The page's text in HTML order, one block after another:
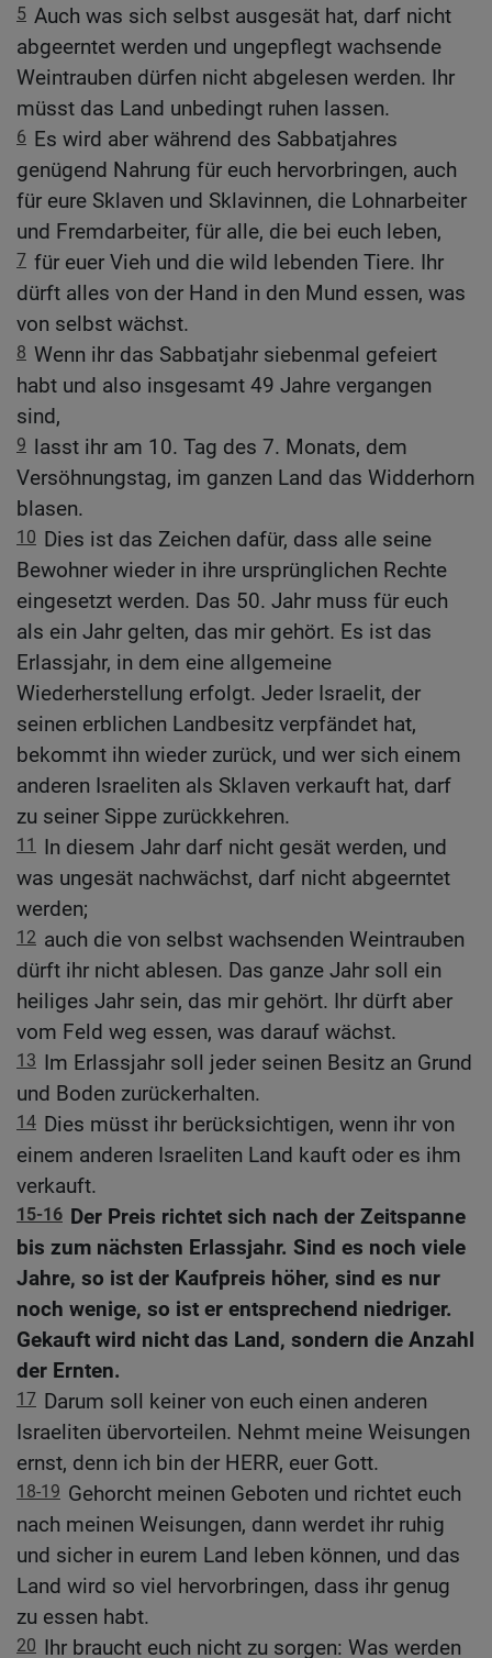
5 Auch was sich selbst ausgesät hat, darf nicht
abgeerntet werden und ungepflegt wachsende
Weintrauben dürfen nicht abgelesen werden. Ihr
müsst das Land unbedingt ruhen lassen.
6 Es wird aber während des Sabbatjahres
genügend Nahrung für euch hervorbringen, auch
für eure Sklaven und Sklavinnen, die Lohnarbeiter
und Fremdarbeiter, für alle, die bei euch leben,
7 für euer Vieh und die wild lebenden Tiere. Ihr
dürft alles von der Hand in den Mund essen, was
von selbst wächst.
8 Wenn ihr das Sabbatjahr siebenmal gefeiert
habt und also insgesamt 49 Jahre vergangen
sind,
9 lasst ihr am 10. Tag des 7. Monats, dem
Versöhnungstag, im ganzen Land das Widderhorn
blasen.
10 Dies ist das Zeichen dafür, dass alle seine
Bewohner wieder in ihre ursprünglichen Rechte
eingesetzt werden. Das 50. Jahr muss für euch
als ein Jahr gelten, das mir gehört. Es ist das
Erlassjahr, in dem eine allgemeine
Wiederherstellung erfolgt. Jeder Israelit, der
seinen erblichen Landbesitz verpfändet hat,
bekommt ihn wieder zurück, und wer sich einem
anderen Israeliten als Sklaven verkauft hat, darf
zu seiner Sippe zurückkehren.
11
In diesem Jahr darf nicht gesät werden, und
was ungesät nachwächst, darf nicht abgeerntet
werden;
12 auch die von selbst wachsenden Weintrauben
dürft ihr nicht ablesen. Das ganze Jahr soll ein
heiliges Jahr sein, das mir gehört. Ihr dürft aber
vom Feld weg essen, was darauf wächst.
13 Im Erlassjahr soll jeder seinen Besitz an Grund
und Boden zurückerhalten.
14 Dies müsst ihr berücksichtigen, wenn ihr von
einem anderen Israeliten Land kauft oder es ihm
verkauft.
15-16 Der Preis richtet sich nach der Zeitspanne
bis zum nächsten Erlassjahr. Sind es noch viele
Jahre, so ist der Kaufpreis höher, sind es nur
noch wenige, so ist er entsprechend niedriger.
Gekauft wird nicht das Land, sondern die Anzahl
der Ernten.
17 Darum soll keiner von euch einen anderen
Israeliten übervorteilen. Nehmt meine Weisungen
ernst, denn ich bin der HERR, euer Gott.
18-19 Gehorcht meinen Geboten und richtet euch
nach meinen Weisungen, dann werdet ihr ruhig
und sicher in eurem Land leben können, und das
Land wird so viel hervorbringen, dass ihr genug
zu essen habt.
20 Ihr braucht euch nicht zu sorgen: Was werden